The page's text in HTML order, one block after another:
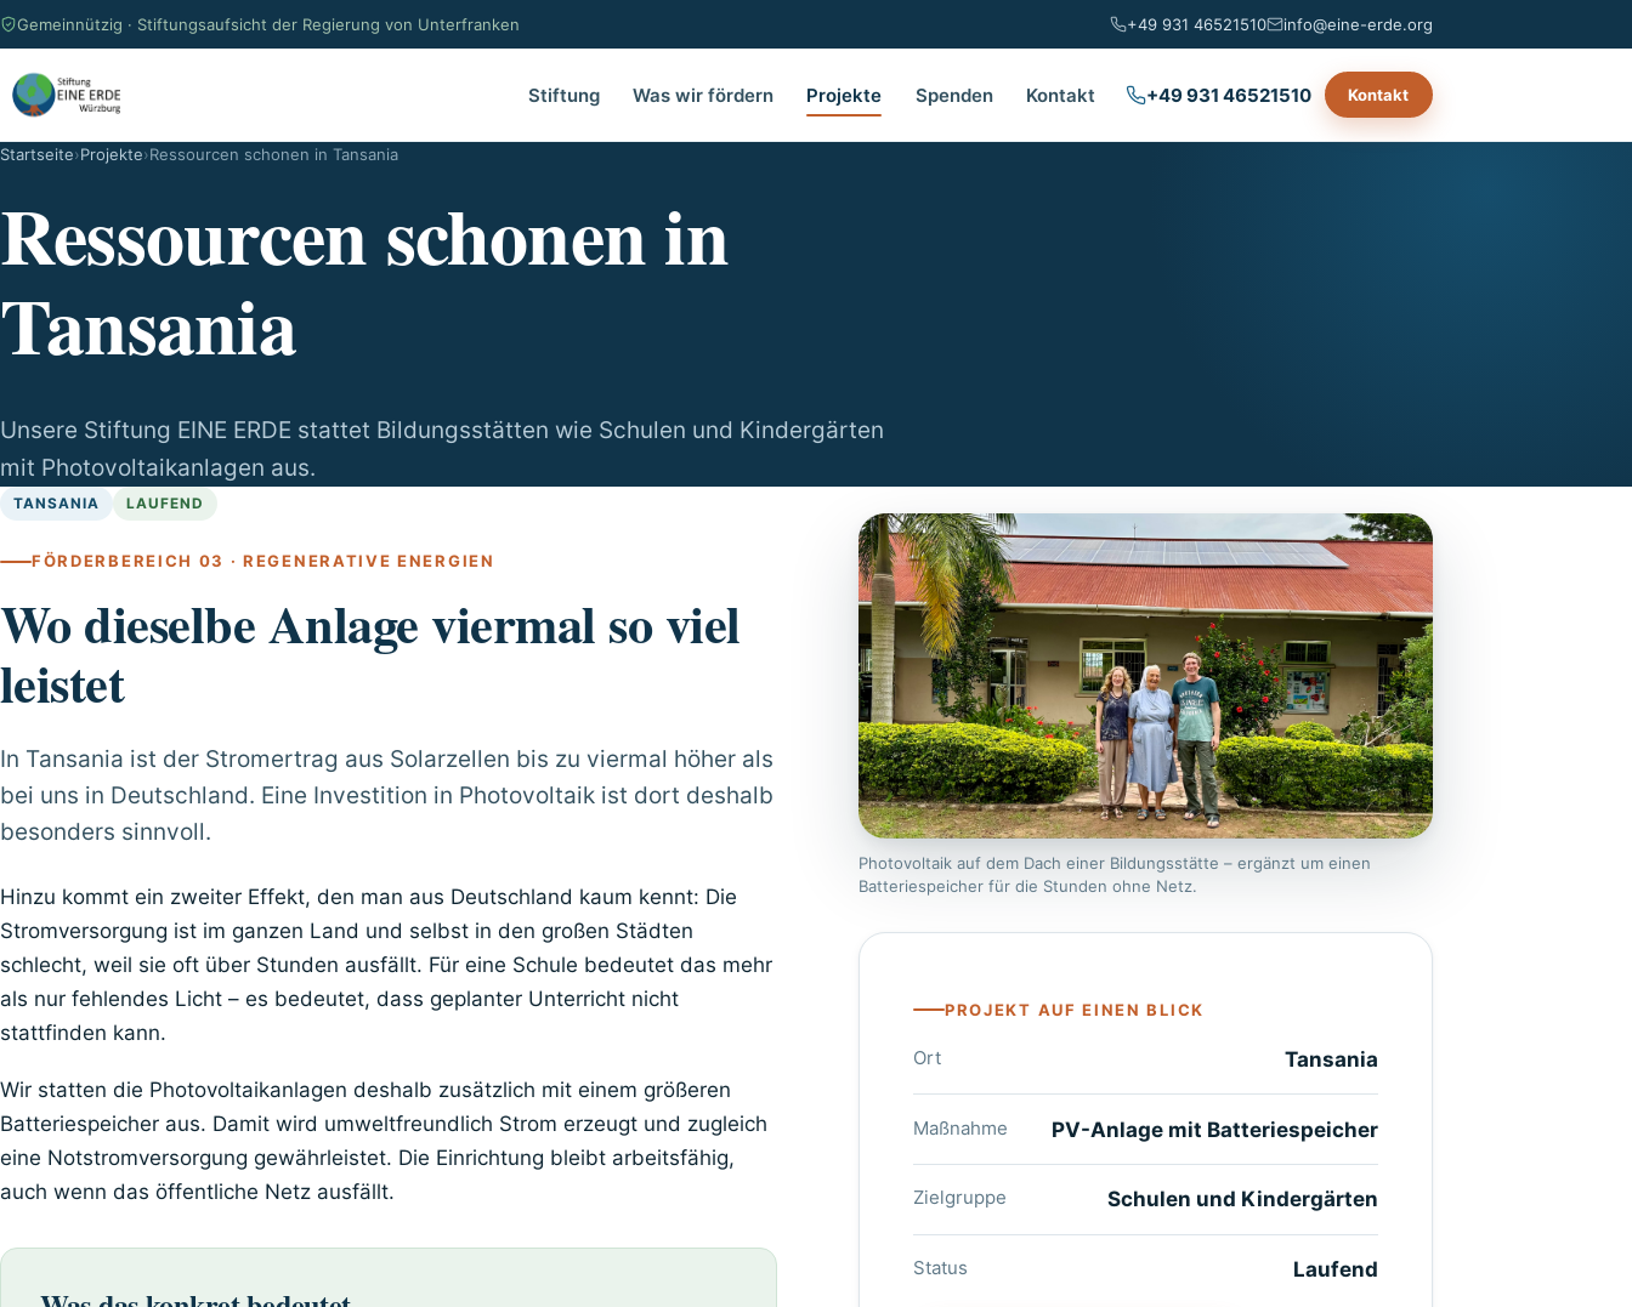
Gemeinnützig · Stiftungsaufsicht der Regierung von Unterfranken +49 931 46521510 info@eine-erde.org
Stiftung Was wir fördern Projekte Spenden Kontakt +49 931 46521510 Kontakt
Startseite Projekte Ressourcen schonen in Tansania
Ressourcen schonen in
Tansania
Unsere Stiftung EINE ERDE stattet Bildungsstätten wie Schulen und Kindergärten
mit Photovoltaikanlagen aus.
TANSANIA LAUFEND
FÖRDERBEREICH 03 · REGENERATIVE ENERGIEN
Wo dieselbe Anlage viermal so viel
leistet
In Tansania ist der Stromertrag aus Solarzellen bis zu viermal höher als
bei uns in Deutschland. Eine Investition in Photovoltaik ist dort deshalb
besonders sinnvoll.
Hinzu kommt ein zweiter Effekt, den man aus Deutschland kaum kennt: Die
Stromversorgung ist im ganzen Land und selbst in den großen Städten
schlecht, weil sie oft über Stunden ausfällt. Für eine Schule bedeutet das mehr
als nur fehlendes Licht – es bedeutet, dass geplanter Unterricht nicht
stattfinden kann.
Wir statten die Photovoltaikanlagen deshalb zusätzlich mit einem größeren
Batteriespeicher aus. Damit wird umweltfreundlich Strom erzeugt und zugleich
eine Notstromversorgung gewährleistet. Die Einrichtung bleibt arbeitsfähig,
auch wenn das öffentliche Netz ausfällt.
Photovoltaik auf dem Dach einer Bildungsstätte – ergänzt um einen
Batteriespeicher für die Stunden ohne Netz.
PROJEKT AUF EINEN BLICK
Ort Tansania
Maßnahme PV-Anlage mit Batteriespeicher
Zielgruppe Schulen und Kindergärten
Status Laufend